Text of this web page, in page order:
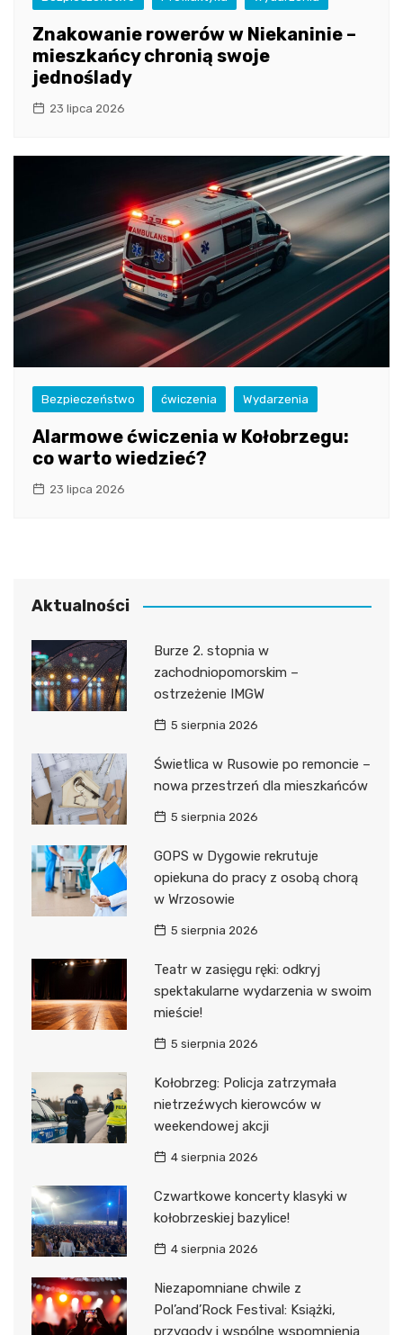
Znakowanie rowerów w Niekaninie –
mieszkańcy chronią swoje
jednoślady
23 lipca 2026
Bezpieczeństwo ćwiczenia Wydarzenia
Alarmowe ćwiczenia w Kołobrzegu:
co warto wiedzieć?
23 lipca 2026
Aktualności
Burze 2. stopnia w
zachodniopomorskim –
ostrzeżenie IMGW
5 sierpnia 2026
Świetlica w Rusowie po remoncie –
nowa przestrzeń dla mieszkańców
5 sierpnia 2026
GOPS w Dygowie rekrutuje
opiekuna do pracy z osobą chorą
w Wrzosowie
5 sierpnia 2026
Teatr w zasięgu ręki: odkryj
spektakularne wydarzenia w swoim
mieście!
5 sierpnia 2026
Kołobrzeg: Policja zatrzymała
nietrzeźwych kierowców w
weekendowej akcji
4 sierpnia 2026
Czwartkowe koncerty klasyki w
kołobrzeskiej bazylice!
4 sierpnia 2026
Niezapomniane chwile z
Pol’and’Rock Festival: Książki,
przygody i wspólne wspomnienia